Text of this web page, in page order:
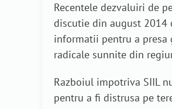
Recentele dezvaluiri de
discutie din august 2014
informatii pentru a presa
radicale sunnite din
Razboiul impotriva SIIL
pentru a fi distrusa pe